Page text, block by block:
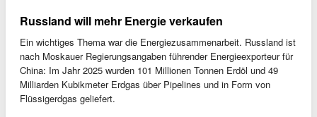
Russland will mehr Energie verkaufen
Ein wichtiges Thema war die Energiezusammenarbeit. Russland ist
nach Moskauer Regierungsangaben führender Energieexporteur für
China: Im Jahr 2025 wurden 101 Millionen Tonnen Erdöl und 49
Milliarden Kubikmeter Erdgas über Pipelines und in Form von
Flüssigerdgas geliefert.